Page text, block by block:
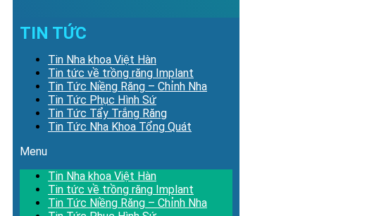
TIN TỨC
Tin Nha khoa Việt Hàn
Tin tức về trồng răng Implant
Tin Tức Niềng Răng – Chỉnh Nha
Tin Tức Phục Hình Sứ
Tin Tức Tẩy Trắng Răng
Tin Tức Nha Khoa Tổng Quát
Menu
Tin Nha khoa Việt Hàn
Tin tức về trồng răng Implant
Tin Tức Niềng Răng – Chỉnh Nha